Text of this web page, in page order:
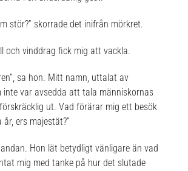
stör?” skorrade det inifrån mörkret.
och vinddrag fick mig att vackla.
sa hon. Mitt namn, uttalat av
inte var avsedda att tala människornas
ut. Vad förärar mig ett besök
ers majestät?”
Hon lät betydligt vänligare än vad
mig med tanke på hur det slutade